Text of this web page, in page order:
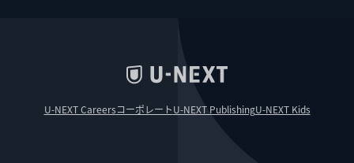
U-NEXT CareersコーポレートU-NEXT PublishingU-NEXT Kids